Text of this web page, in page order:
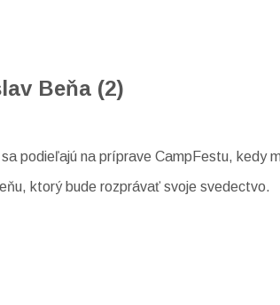
Beňa (2)
podieľajú na príprave CampFestu, kedy
ktorý bude rozprávať svoje svedectvo.